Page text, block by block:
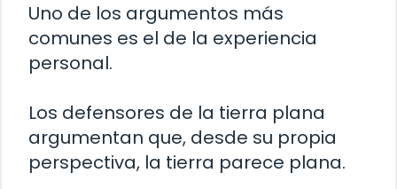
Uno de los argumentos más
comunes es el de la experiencia
personal.
Los defensores de la tierra plana
argumentan que, desde su propia
perspectiva, la tierra parece plana.